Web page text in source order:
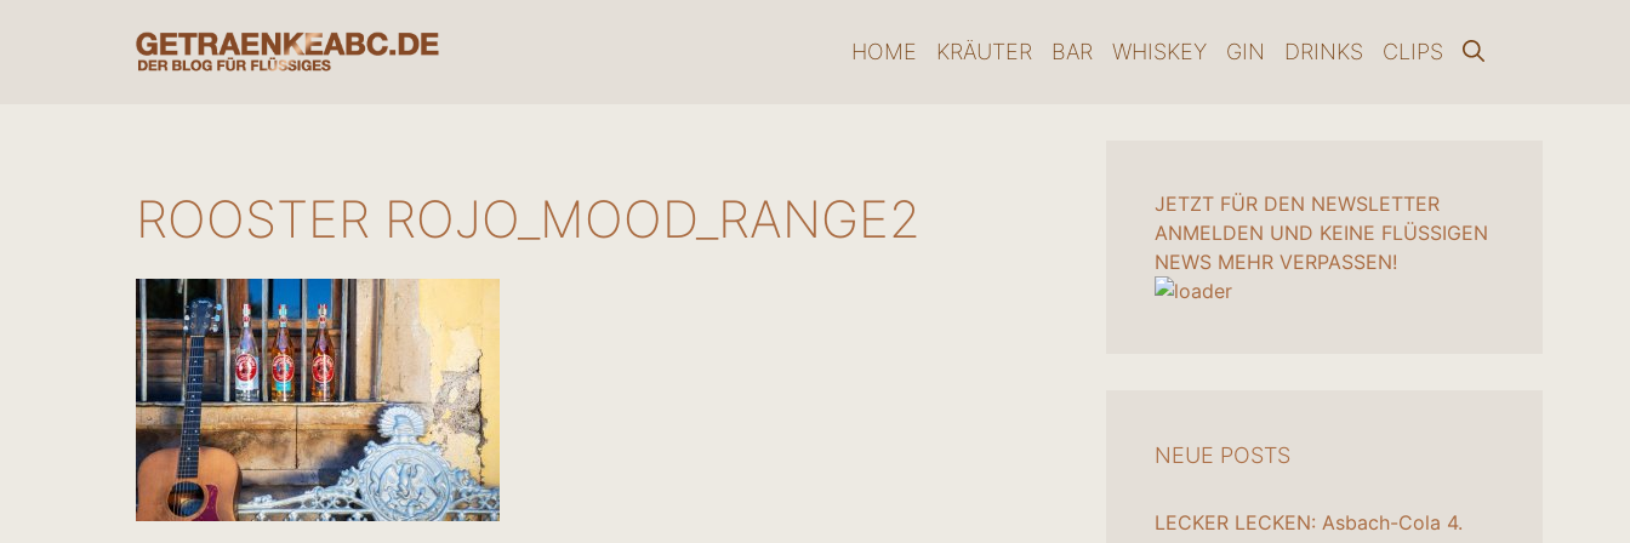
HOME KRÄUTER BAR WHISKEY GIN DRINKS CLIPS
ROOSTER ROJO_MOOD_RANGE2
JETZT FÜR DEN NEWSLETTER
ANMELDEN UND KEINE FLÜSSIGEN
NEWS MEHR VERPASSEN!
NEUE POSTS
LECKER LECKEN: Asbach-Cola 4.